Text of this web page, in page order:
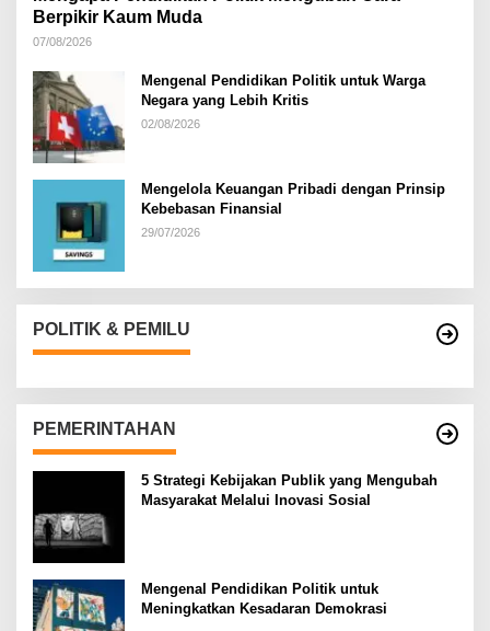
Berpikir Kaum Muda
07/08/2026
Mengenal Pendidikan Politik untuk Warga
Negara yang Lebih Kritis
02/08/2026
Mengelola Keuangan Pribadi dengan Prinsip
Kebebasan Finansial
29/07/2026
POLITIK & PEMILU
PEMERINTAHAN
5 Strategi Kebijakan Publik yang Mengubah
Masyarakat Melalui Inovasi Sosial
Mengenal Pendidikan Politik untuk
Meningkatkan Kesadaran Demokrasi